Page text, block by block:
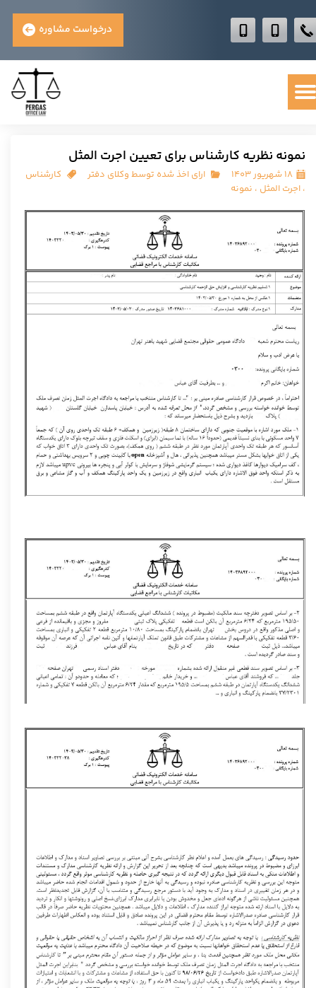
درخواست مشاوره
نمونه نظریه کارشناس برای تعیین اجرت المثل
۱۸ شهریور ۱۴۰۳ ارای اخذ شده توسط وکلای دفتر
کارشناس
، اجرت المثل ، نمونه